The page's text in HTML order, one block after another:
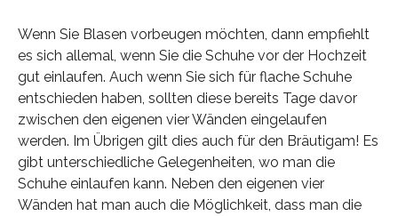
Wenn Sie Blasen vorbeugen möchten, dann empfiehlt
es sich allemal, wenn Sie die Schuhe vor der Hochzeit
gut einlaufen. Auch wenn Sie sich für flache Schuhe
entschieden haben, sollten diese bereits Tage davor
zwischen den eigenen vier Wänden eingelaufen
werden. Im Übrigen gilt dies auch für den Bräutigam! Es
gibt unterschiedliche Gelegenheiten, wo man die
Schuhe einlaufen kann. Neben den eigenen vier
Wänden hat man auch die Möglichkeit, dass man die